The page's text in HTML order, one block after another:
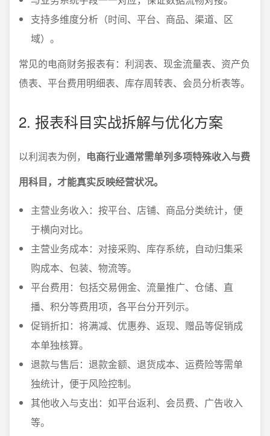
支持多维度分析（时间、平台、商品、渠道、区
域）。
常见的电商财务报表有：利润表、现金流量表、资产负
债表、平台费用明细表、库存周转表、会员分析表等。
2. 报表科目实战拆解与优化方案
以利润表为例， 电商行业通常需单列多项特殊收入与费
用科目，才能真实反映经营状况。
主营业务收入：按平台、店铺、商品分类统计，便
于横向对比。
主营业务成本：对接采购、库存系统，自动归集采
购成本、包装、物流等。
平台费用：包括交易佣金、流量推广、仓储、直
播、积分等费用项，各平台分开列示。
促销折扣：将满减、优惠券、返现、赠品等促销成
本单独核算。
退款与售后：退款金额、退货成本、运费险等需单
独统计，便于风险控制。
其他收入与支出：如平台返利、会员费、广告收入
等。